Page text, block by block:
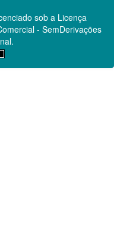
sob a Licença
- SemDerivações